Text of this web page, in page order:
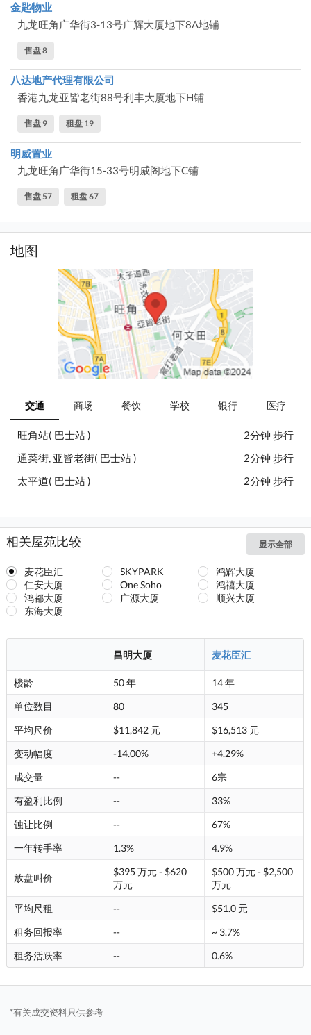
金匙物业
九龙旺角广华街3-13号广辉大厦地下8A地铺
售盘 8
八达地产代理有限公司
香港九龙亚皆老街88号利丰大厦地下H铺
售盘 9 租盘 19
明威置业
九龙旺角广华街15-33号明威阁地下C铺
售盘 57 租盘 67
地图
交通 商场 餐饮 学校 银行 医疗
旺角站( 巴士站 )
2分钟 步行
通菜街, 亚皆老街( 巴士站 )
2分钟 步行
太平道( 巴士站 )
2分钟 步行
相关屋苑比较 显示全部
麦花臣汇 SKYPARK
鸿辉大厦
仁安大厦
One Soho
鸿禧大厦
鸿都大厦
广源大厦
顺兴大厦
东海大厦
昌明大厦 麦花臣汇
楼龄 50 年
14 年
单位数目
80
345
平均尺价
$11,842 元
$16,513 元
变动幅度
-14.00%
+4.29%
成交量
--
6宗
有盈利比例
--
33%
蚀让比例
--
67%
一年转手率
1.3% 4.9%
放盘叫价
$395 万元 - $620
万元
$500 万元 - $2,500
万元
平均尺租
--
$51.0 元
租务回报率
--
~ 3.7%
租务活跃率
-- 0.6%
*有关成交资料只供参考